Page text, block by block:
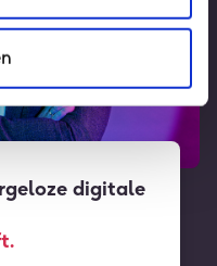
digitale